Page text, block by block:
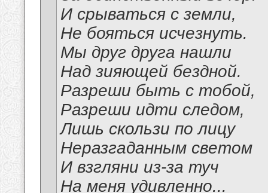
И срываться с земли,
Не бояться исчезнуть.
Мы друг друга нашли
Над зияющей бездной.
Разреши быть с тобой,
Разреши идти следом,
Лишь скользи по лицу
Неразгаданным светом
И взгляни из-за туч
На меня удивленно...